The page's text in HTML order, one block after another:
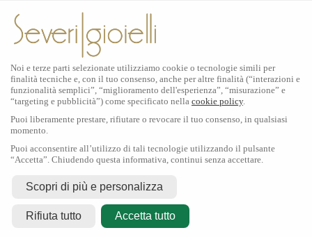
Rolex
Rolex Certified Pre-Owned
Crivelli
Noi e terze parti selezionate utilizziamo cookie o tecnologie simili per
finalità tecniche e, con il tuo consenso, anche per altre finalità (“interazioni e
funzionalità semplici”, “miglioramento dell'esperienza”, “misurazione” e
“targeting e pubblicità”) come specificato nella cookie policy.
Puoi liberamente prestare, rifiutare o revocare il tuo consenso, in qualsiasi
momento.
Puoi acconsentire all’utilizzo di tali tecnologie utilizzando il pulsante
“Accetta”. Chiudendo questa informativa, continui senza accettare.
Scopri di più e personalizza
Rifiuta tutto Accetta tutto